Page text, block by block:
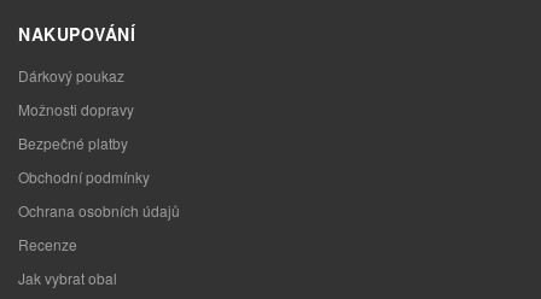
NAKUPOVÁNÍ
Dárkový poukaz
Možnosti dopravy
Bezpečné platby
Obchodní podmínky
Ochrana osobních údajů
Recenze
Jak vybrat obal